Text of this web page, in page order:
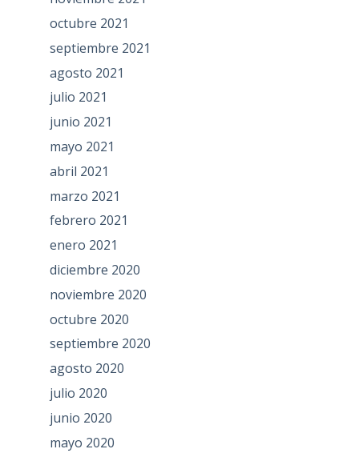
octubre 2021
septiembre 2021
agosto 2021
julio 2021
junio 2021
mayo 2021
abril 2021
marzo 2021
febrero 2021
enero 2021
diciembre 2020
noviembre 2020
octubre 2020
septiembre 2020
agosto 2020
julio 2020
junio 2020
mayo 2020